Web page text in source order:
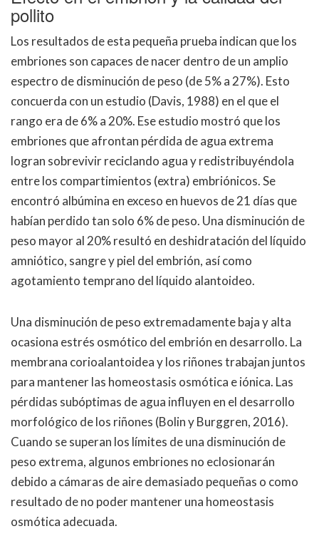
pollito
Los resultados de esta pequeña prueba indican que los
embriones son capaces de nacer dentro de un amplio
espectro de disminución de peso (de 5% a 27%). Esto
concuerda con un estudio (Davis, 1988) en el que el
rango era de 6% a 20%. Ese estudio mostró que los
embriones que afrontan pérdida de agua extrema
logran sobrevivir reciclando agua y redistribuyéndola
entre los compartimientos (extra) embriónicos. Se
encontró albúmina en exceso en huevos de 21 días que
habían perdido tan solo 6% de peso. Una disminución de
peso mayor al 20% resultó en deshidratación del líquido
amniótico, sangre y piel del embrión, así como
agotamiento temprano del líquido alantoideo.
Una disminución de peso extremadamente baja y alta
ocasiona estrés osmótico del embrión en desarrollo. La
membrana corioalantoidea y los riñones trabajan juntos
para mantener las homeostasis osmótica e iónica. Las
pérdidas subóptimas de agua influyen en el desarrollo
morfológico de los riñones (Bolin y Burggren, 2016).
Cuando se superan los límites de una disminución de
peso extrema, algunos embriones no eclosionarán
debido a cámaras de aire demasiado pequeñas o como
resultado de no poder mantener una homeostasis
osmótica adecuada.